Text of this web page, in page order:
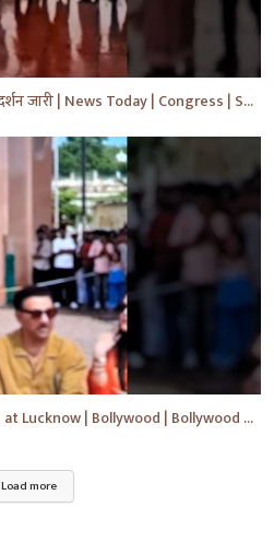
भारी बारिश के दौरान भी विपक्ष का प्रदर्शन जारी | News Today | Congress | Samajwadi | #shorts #yt
Sani Deol & Preity Zinta visits at Lucknow | Bollywood | Bollywood News | #bollywood #shorts #yt
Load more